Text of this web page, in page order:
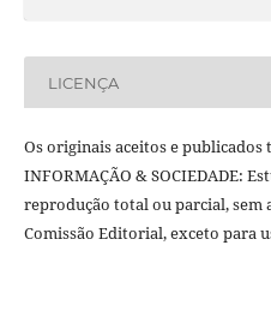
LICENÇA
Os originais aceitos e
INFORMAÇÃO & SOCIEDADE:
reprodução total ou parcial, sem
Comissão Editorial, exceto para